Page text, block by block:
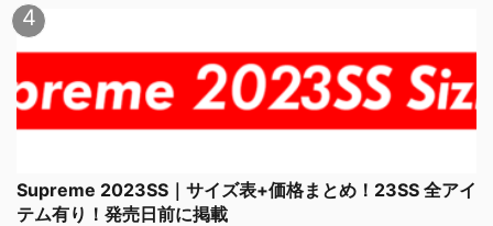
Supreme 2023SS｜サイズ表+価格まとめ！23SS 全アイ
テム有り！発売日前に掲載